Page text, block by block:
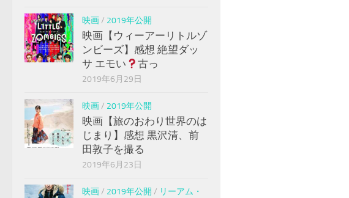
映画/ 2019年公開
映画【ウィーアーリトルゾ
ンビーズ】感想 絶望ダッ
サ エモい
古っ
2019年6月29日
映画/ 2019年公開
映画【旅のおわり世界のは
じまり】感想 黒沢清、前
田敦子を撮る
2019年6月23日
映画/ 2019年公開 / リーアム・